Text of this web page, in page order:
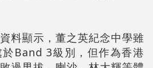
料顯示，董之英紀念中學雖
Band 3級別，但作為香港